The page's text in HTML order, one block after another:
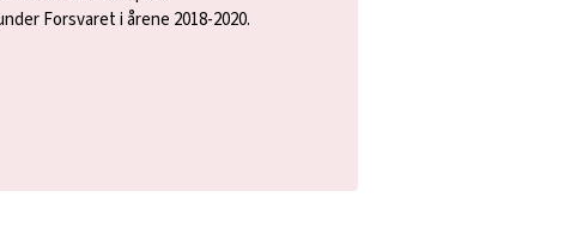
Forsvaret i årene 2018-2020.